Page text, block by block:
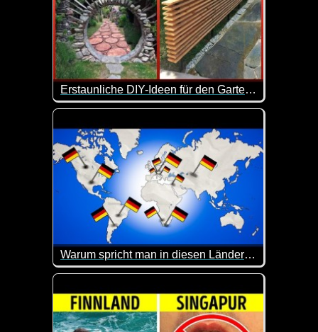
Erstaunliche DIY-Ideen für den Garten, die Ihr Zuhause aufwerten - 3
Ein Hinterhof ist ein kleiner Außenbereich, der
Warum spricht man in diesen Ländern Deutsch?
Etwa 82 Millionen Deutsche haben Deutsch als